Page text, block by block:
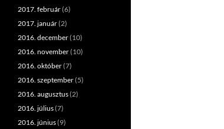
2017. február(6)
2017. január(2)
2016. december(10)
2016. november(10)
2016. október(7)
2016. szeptember(5)
2016. augusztus(2)
2016. július(7)
2016. június(9)